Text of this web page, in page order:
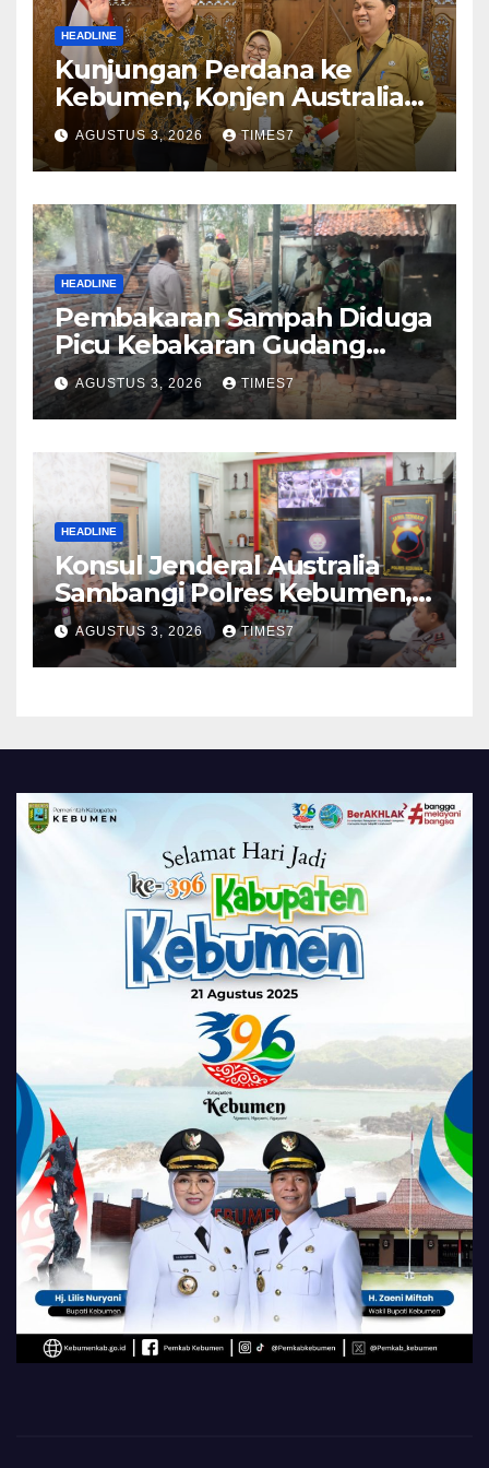
HEADLINE
Kunjungan Perdana ke
Kebumen, Konjen Australia
Jajaki Kerja Sama Pariwisata
hingga Pendidikan
AGUSTUS 3, 2026 TIMES7
HEADLINE
Pembakaran Sampah Diduga
Picu Kebakaran Gudang
Furniture di Kebumen
AGUSTUS 3, 2026 TIMES7
HEADLINE
Konsul Jenderal Australia
Sambangi Polres Kebumen,
Pererat Silaturahmi
AGUSTUS 3, 2026 TIMES7